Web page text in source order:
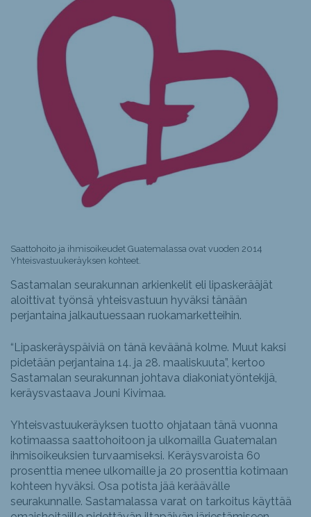
Saattohoito ja ihmisoikeudet Guatemalassa ovat vuoden 2014
Yhteisvastuukeräyksen kohteet.
Sastamalan seurakunnan arkienkelit eli lipaskerääjät
aloittivat työnsä yhteisvastuun hyväksi tänään
perjantaina jalkautuessaan ruokamarketteihin.
“Lipaskeräyspäiviä on tänä keväänä kolme. Muut kaksi
pidetään perjantaina 14. ja 28. maaliskuuta”, kertoo
Sastamalan seurakunnan johtava diakoniatyöntekijä,
keräysvastaava Jouni Kivimaa.
Yhteisvastuukeräyksen tuotto ohjataan tänä vuonna
kotimaassa saattohoitoon ja ulkomailla Guatemalan
ihmisoikeuksien turvaamiseksi. Keräysvaroista 60
prosenttia menee ulkomaille ja 20 prosenttia kotimaan
kohteen hyväksi. Osa potista jää keräävälle
seurakunnalle. Sastamalassa varat on tarkoitus käyttää